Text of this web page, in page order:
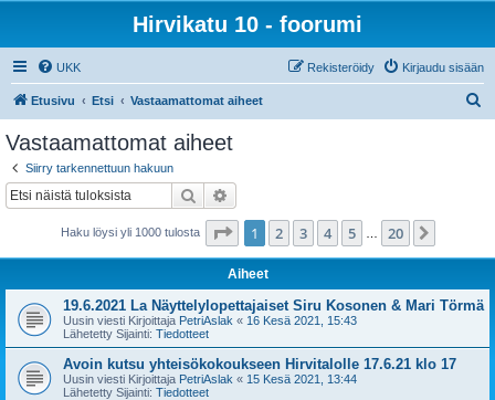
Hirvikatu 10 - foorumi
UKK Kirjaudu sisään
Rekisteröidy
Etusivu Etsi Vastaamattomat aiheet
Vastaamattomat aiheet
Siirry tarkennettuun hakuun
Etsi
Haku löysi yli 1000 tulosta Sivu /20
1 2 3 4 5 20
Aiheet
19.6.2021 La Näyttelylopettajaiset Siru Kosonen & Mari Törmä
Uusin viesti Kirjoittaja PetriAslak « 16 Kesä 2021, 15:43
Lähetetty Sijainti: Tiedotteet
Avoin kutsu yhteisökokoukseen Hirvitalolle 17.6.21 klo 17
Uusin viesti Kirjoittaja PetriAslak « 15 Kesä 2021, 13:44
Lähetetty Sijainti: Tiedotteet